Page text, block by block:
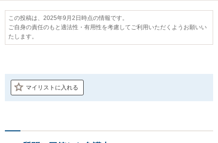
この投稿は、2025年9月2日時点の情報です。
ご自身の責任のもと適法性・有用性を考慮してご利用いただくようお願いい
たします。
マイリストに入れる